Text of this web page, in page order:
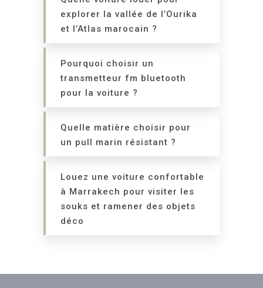
explorer la vallée de l’Ourika
et l’Atlas marocain ?
Pourquoi choisir un
transmetteur fm bluetooth
pour la voiture ?
Quelle matière choisir pour
un pull marin résistant ?
Louez une voiture confortable
à Marrakech pour visiter les
souks et ramener des objets
déco